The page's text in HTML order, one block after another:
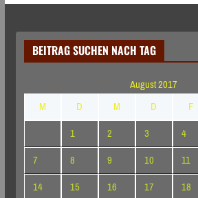
BEITRAG SUCHEN NACH TAG
August 2017
M
D M D F
1
2 3 4
7
8 9 10 11
14
15 16 17 18